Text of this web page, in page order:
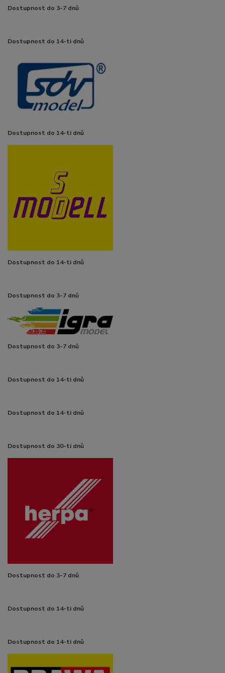
Dostupnost do 3-7 dnů
Dostupnost do 14-ti dnů
Dostupnost do 14-ti dnů
Dostupnost do 14-ti dnů
Dostupnost do 3-7 dnů
Dostupnost do 3-7 dnů
Dostupnost do 14-ti dnů
Dostupnost do 14-ti dnů
Dostupnost do 30-ti dnů
Dostupnost do 3-7 dnů
Dostupnost do 14-ti dnů
Dostupnost do 14-ti dnů